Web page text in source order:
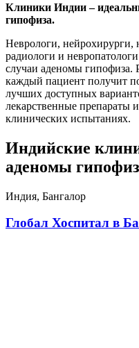
Клиники Индии –
гипофиза.
Неврологи, нейрохирурги,
радиологи и
случаи аденомы гипофиза.
каждый пациент получит
лучших доступных
лекарственные препараты
клинических испытаниях.
Индийские
аденомы
Индия, Бангалор
Глобал Хоспитал в